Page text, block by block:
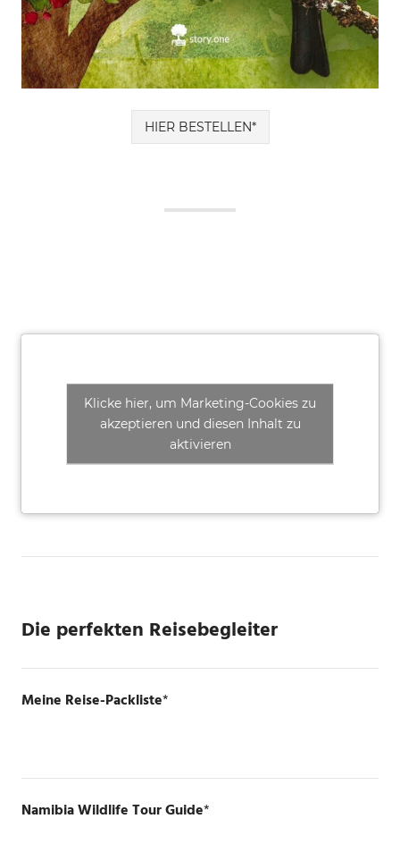
HIER BESTELLEN*
Klicke hier, um Marketing-Cookies zu
akzeptieren und diesen Inhalt zu
aktivieren
Die perfekten Reisebegleiter
Meine Reise-Packliste*
Namibia Wildlife Tour Guide*